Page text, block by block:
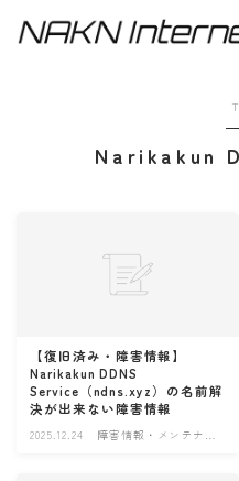
事業概要Narikakun
【復旧済み・障害情報】
Narikakun DDNS
Service（ndns.xyz）の名前解
決が出来ない障害情報
2025.12.24
障害情報・メンテナン